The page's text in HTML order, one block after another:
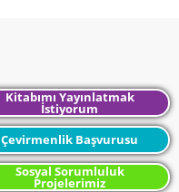
Kitabımı Yayınlatmak
İstiyorum
Çevirmenlik Başvurusu
Sosyal Sorumluluk
Projelerimiz